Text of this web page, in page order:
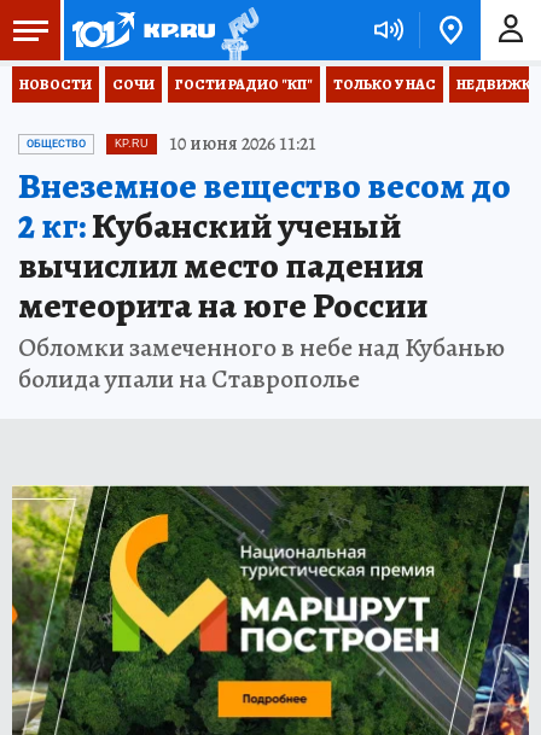
НОВОСТИ СОЧИ ГОСТИ РАДИО "КП" ТОЛЬКО У НАС НЕДВИЖКА
ОБЩЕСТВО KP.RU 10 июня 2026 11:21
Внеземное вещество весом до
2 кг:Кубанский ученый
вычислил место падения
метеорита на юге России
Обломки замеченного в небе над Кубанью
болида упали на Ставрополье